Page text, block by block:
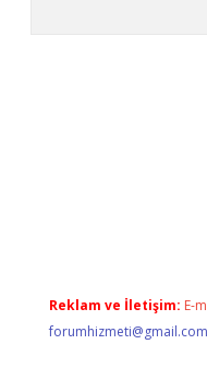
Reklam ve İletişim: E-
forumhizmeti@gmail.com